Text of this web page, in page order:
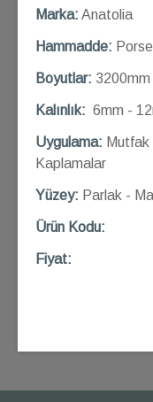
Marka: Anatolia
Hammadde:
Boyutlar:
Kalınlık: 6mm -
Uygulama: Mutfak
Kaplamalar
Yüzey: Parlak -
Ürün Kodu:
Fiyat: